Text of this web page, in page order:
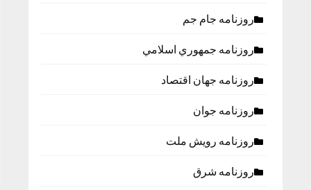
روزنامه جام جم
روزنامه جمهوري اسلامي
روزنامه جهان اقتصاد
روزنامه جوان
روزنامه رویش ملت
روزنامه شرق